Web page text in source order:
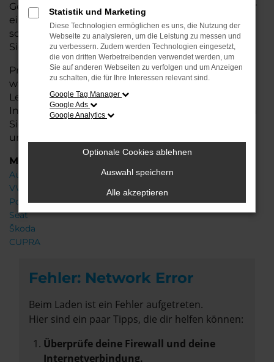
Gebrauchtwagen geht. Wir bieten Ihnen nicht nur
eine große Auswahl an geprüften Fahrzeugen,
sondern auch eine fachkundige Beratung, damit
Sie das für Sie passende Modell finden.
Profitieren Sie von unseren zusätzlichenServices
wie attraktiven Finanzierungsmöglichkeiten,
Leasingangeboten und der bequemen
Inzahlungnahme Ihres alten Fahrzeugs. Besuchen
Sie uns und überzeugen Sie sich von der Qualität
und dem Service, den wir Ihnen bieten!
Marken
Audi
VW
Porsche
Seat
Škoda
CUPRA
Fehler: Network Error
Beim Laden ist ein Fehler aufgetreten.
Hier sind ein paar Tipps, die dir helfen können:
Überprüfe deine Firewall und deine
Internetverbindung.
Statistik und Marketing
Diese Technologien ermöglichen es uns, die Nutzung der
Webseite zu analysieren, um die Leistung zu messen und
zu verbessern. Zudem werden Technologien eingesetzt,
die von dritten Werbetreibenden verwendet werden, um
Sie auf anderen Webseiten zu verfolgen und um Anzeigen
zu schalten, die für Ihre Interessen relevant sind.
Google Tag Manager
Google Ads
Google Analytics
Optionale Cookies ablehnen
Auswahl speichern
Alle akzeptieren